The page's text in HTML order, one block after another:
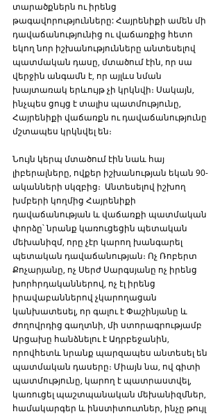
տարածքներն ու իրենց
թագավորությունները: Հայրենիքի ամեն մի
դավաճանությունից ու վաճառքից հետո
եկող նոր իշխանությունները անտեսելով
պատմական դասը, մտածում էին, որ սա
վերջին անգամն է, որ այլևս նման
խայտառակ երևույթ չի կրկնվի։ Սակայն,
ինչպես ցույց է տալիս պատմությունը,
Հայրենիքի վաճառքն ու դավաճանությունը
մշտապես կրկնվել են։
Նույն կերպ մտածում էին նաև հայ
լիբերալները, ովքեր իշխանության եկան 90-
ականների սկզբից։  Անտեսելով իշխող
խմբերի կողմից Հայրենիքի
դավաճանության և վաճառքի պատմական
փորձը՝ նրանք կառուցեցին պետական
մեխանիզմ, որը չէր կարող խանգարել
պետական դավաճանության։ Ոչ Ռոբերտ
Քոչարյանը, ոչ Սերժ Սարգսյանը ոչ իրենց
խորհրդականներով, ոչ էլ իրենց
իրավաբաններով չկարողացան
կանխատեսել, որ գալու է Փաշինյանը և
ժողովրդից գաղտնի, մի ստորագրությամբ
Արցախը հանձնելու է Ադրբեջանին,
որովհետև նրանք պարզապես անտեսել են
պատմական դասերը։ Միայն նա, ով գիտի
պատմությունը, կարող է պատրաստվել,
կառուցել պաշտպանական մեխանիզմներ,
համակարգեր և ինստիտուտներ, ինչը թույլ